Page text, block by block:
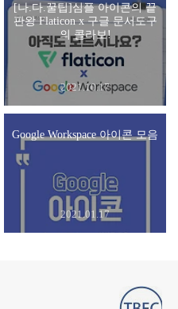
[나.다.꿀팁]심플 아이콘의 끝
판왕 Flaticon x 구글 문서도구
의 콜라보!
2021.10.17
Google Workspace 아이콘 모음
2021.01.17